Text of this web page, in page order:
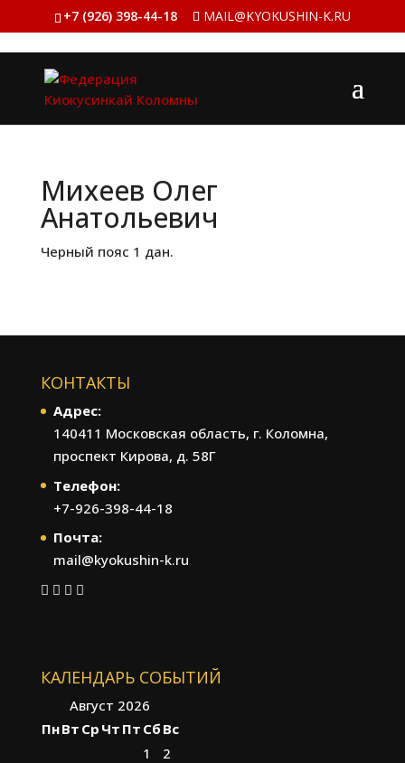
+7 (926) 398-44-18 MAIL@KYOKUSHIN-K.RU
Михеев Олег
Анатольевич
Черный пояс 1 дан.
КОНТАКТЫ
Адрес:
140411 Московская область, г. Коломна,
проспект Кирова, д. 58Г
Телефон:
+7-926-398-44-18
Почта:
mail@kyokushin-k.ru
КАЛЕНДАРЬ СОБЫТИЙ
Август 2026
ПнВт Ср Чт Пт Сб Вс
1
2